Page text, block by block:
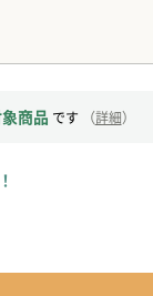
商品 です （詳細）